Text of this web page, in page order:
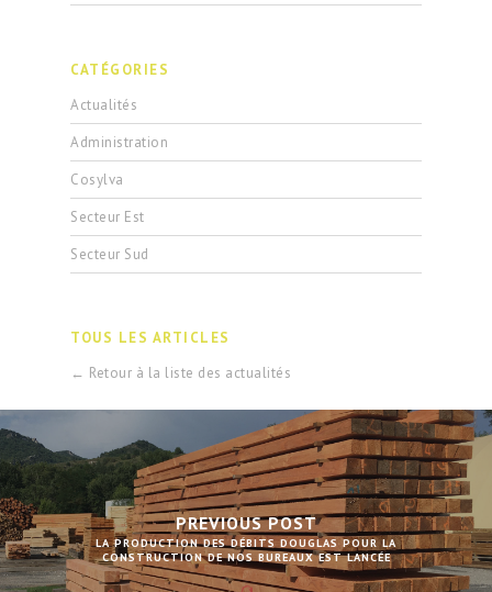
CATÉGORIES
Actualités
Administration
Cosylva
Secteur Est
Secteur Sud
TOUS LES ARTICLES
← Retour à la liste des actualités
PREVIOUS POST
LA PRODUCTION DES DÉBITS DOUGLAS POUR LA
CONSTRUCTION DE NOS BUREAUX EST LANCÉE